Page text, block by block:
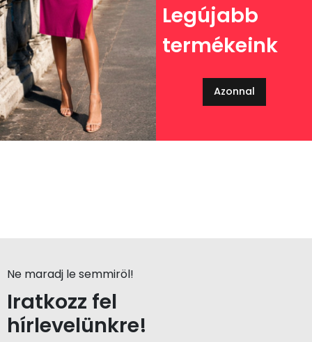
Legújabb
termékeink
Azonnal
Ne maradj le semmiröl!
Iratkozz fel
hírlevelünkre!